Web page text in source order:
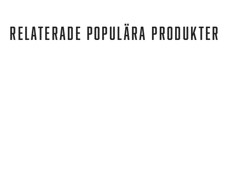
RELATERADE POPULÄRA PRODUKTER